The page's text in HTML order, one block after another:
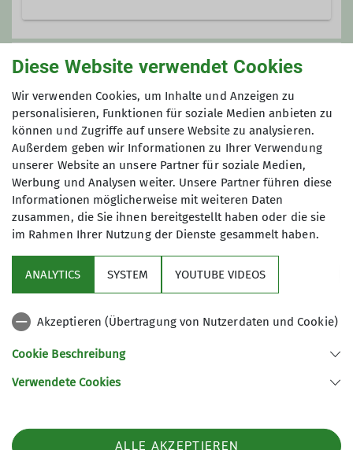
michael.vietze@davgoettingen.de
Qualifikationen
Trainer*in C Bergsteigen
Ämter
Ausbildungsreferent*in
Unsere Veranstaltungsorte
IGS Geismar - Sporthalle 2
Schulweg
37083 Göttingen
Sektion
Aktuelles
Sektion Göttingen des Deutschen Alpenvereins e.V.
Diese Website verwendet Cookies
Wir verwenden Cookies, um Inhalte und Anzeigen zu
personalisieren, Funktionen für soziale Medien anbieten zu
können und Zugriffe auf unsere Website zu analysieren.
Außerdem geben wir Informationen zu Ihrer Verwendung
unserer Website an unsere Partner für soziale Medien,
Werbung und Analysen weiter. Unsere Partner führen diese
Informationen möglicherweise mit weiteren Daten
zusammen, die Sie ihnen bereitgestellt haben oder die sie
im Rahmen Ihrer Nutzung der Dienste gesammelt haben.
ANALYTICS SYSTEM YOUTUBE VIDEOS
Akzeptieren (Übertragung von Nutzerdaten und Cookie)
Cookie Beschreibung
Verwendete Cookies
ALLE AKZEPTIEREN